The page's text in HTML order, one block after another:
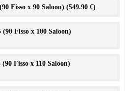
Fisso x 90 Saloon) (549.90 €)
Fisso x 100 Saloon)
Fisso x 110 Saloon)